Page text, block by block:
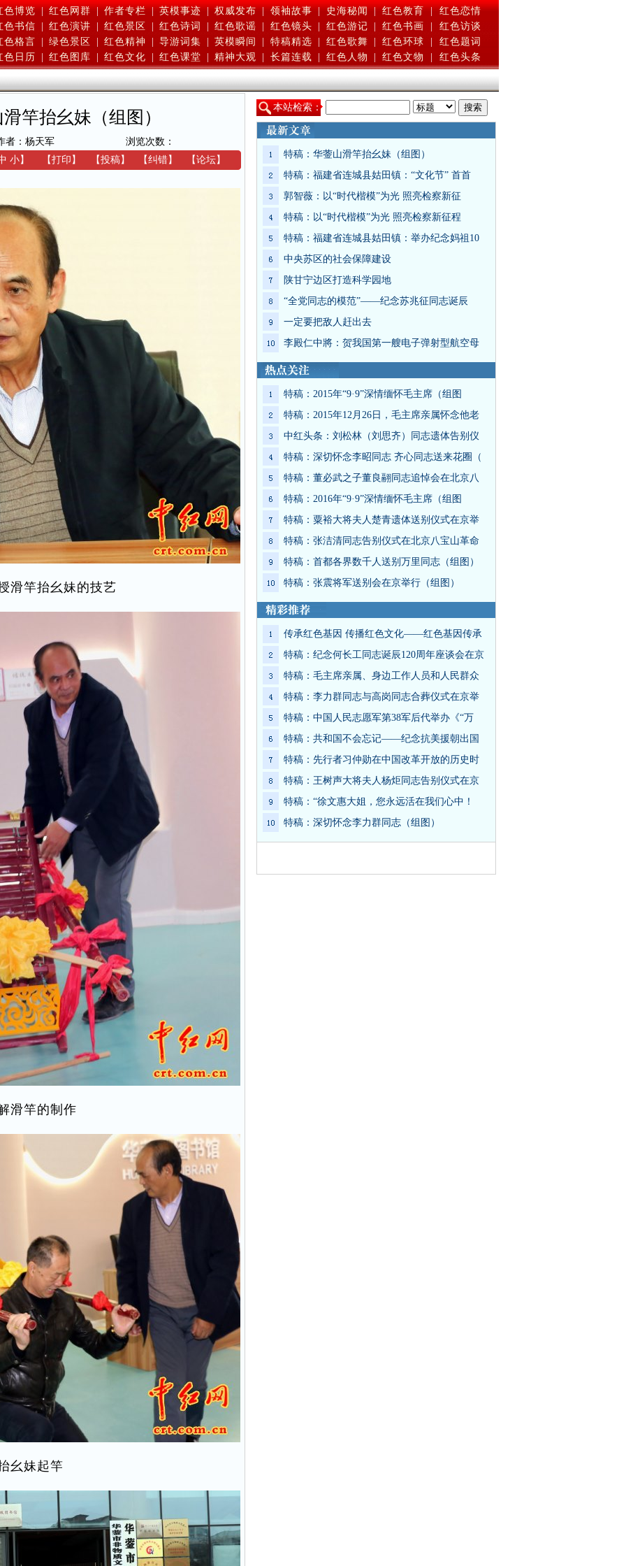
色博览 | 红色网群 | 作者专栏 | 英模事迹 | 权威发布 | 领袖故事 | 史海秘闻 | 红色教育 |
红色恋情
色书信
红色演讲 红色景区 红色诗词 红色歌谣 红色镜头 红色游记 红色书画
红色访谈
色格言
绿色景区 红色精神 导游词集 英模瞬间 特稿精选 红色歌舞 红色环球
红色题词
色日历
红色图库 红色文化 红色课堂 精神大观 长篇连载 红色人物 红色文物 红色头条
竿抬幺妹（组图）
者：杨天军
浏览次数：
小】 【打印 】 【投稿】 【纠错】 【论坛】
滑竿抬幺妹的技艺
滑竿的制作
幺妹起竿
本站检索：
特稿：华蓥山滑竿抬幺妹（组图）
特稿：福建省连城县姑田镇：“文化节” 首首
郭智薇：以“时代楷模”为光 照亮检察新征
特稿：以“时代楷模”为光 照亮检察新征程
特稿：福建省连城县姑田镇：举办纪念妈祖10
中央苏区的社会保障建设
陕甘宁边区打造科学园地
“全党同志的模范”——纪念苏兆征同志诞辰
一定要把敌人赶出去
李殿仁中將：贺我国第一艘电子弹射型航空母
特稿：2015年“9·9”深情缅怀毛主席（组图
特稿：2015年12月26日，毛主席亲属怀念他老
中红头条：刘松林（刘思齐）同志遗体告别仪
特稿：深切怀念李昭同志 齐心同志送来花圈（
特稿：董必武之子董良翮同志追悼会在北京八
特稿：2016年“9·9”深情缅怀毛主席（组图
特稿：粟裕大将夫人楚青遗体送别仪式在京举
特稿：张洁清同志告别仪式在北京八宝山革命
特稿：首都各界数千人送别万里同志（组图）
特稿：张震将军送别会在京举行（组图）
传承红色基因 传播红色文化——红色基因传承
特稿：纪念何长工同志诞辰120周年座谈会在京
特稿：毛主席亲属、身边工作人员和人民群众
特稿：李力群同志与高岗同志合葬仪式在京举
特稿：中国人民志愿军第38军后代举办《“万
特稿：共和国不会忘记——纪念抗美援朝出国
特稿：先行者习仲勋在中国改革开放的历史时
特稿：王树声大将夫人杨炬同志告别仪式在京
特稿：“徐文惠大姐，您永远活在我们心中！
特稿：深切怀念李力群同志（组图）